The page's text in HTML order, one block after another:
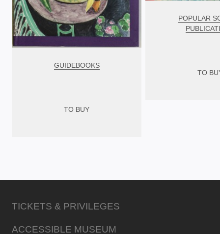
GUIDEBOOKS
TO BUY
POPULAR
TO
TICKETS & PRIVILEGES
ACCESSIBLE MUSEUM